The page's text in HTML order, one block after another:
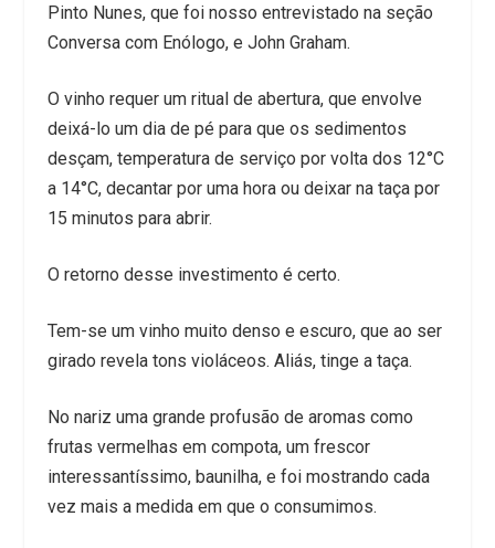
Pinto Nunes, que foi nosso entrevistado na seção
Conversa com Enólogo, e John Graham.
O vinho requer um ritual de abertura, que envolve
deixá-lo um dia de pé para que os sedimentos
desçam, temperatura de serviço por volta dos 12°C
a 14°C, decantar por uma hora ou deixar na taça por
15 minutos para abrir.
O retorno desse investimento é certo.
Tem-se um vinho muito denso e escuro, que ao ser
girado revela tons violáceos. Aliás, tinge a taça.
No nariz uma grande profusão de aromas como
frutas vermelhas em compota, um frescor
interessantíssimo, baunilha, e foi mostrando cada
vez mais a medida em que o consumimos.